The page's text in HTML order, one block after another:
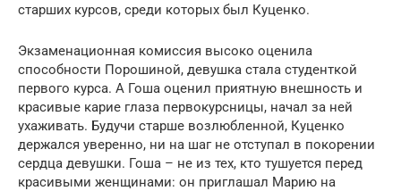
старших курсов, среди которых был Куценко.
Экзаменационная комиссия высоко оценила
способности Порошиной, девушка стала студенткой
первого курса. А Гоша оценил приятную внешность и
красивые карие глаза первокурсницы, начал за ней
ухаживать. Будучи старше возлюбленной, Куценко
держался уверенно, ни на шаг не отступал в покорении
сердца девушки. Гоша – не из тех, кто тушуется перед
красивыми женщинами: он приглашал Марию на